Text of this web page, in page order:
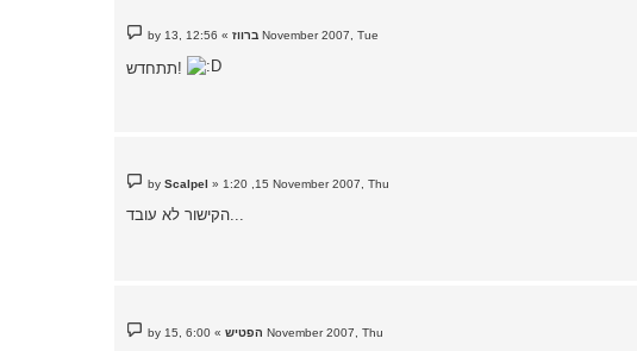
P
o
t
by ברווז» 12:56 ,13 November 2007, Tue
תתחדש!
P
o
t
byScalpel » 1:20 ,15 November 2007, Thu
P
o
by הפטיש» 6:00 ,15 November 2007, Thu